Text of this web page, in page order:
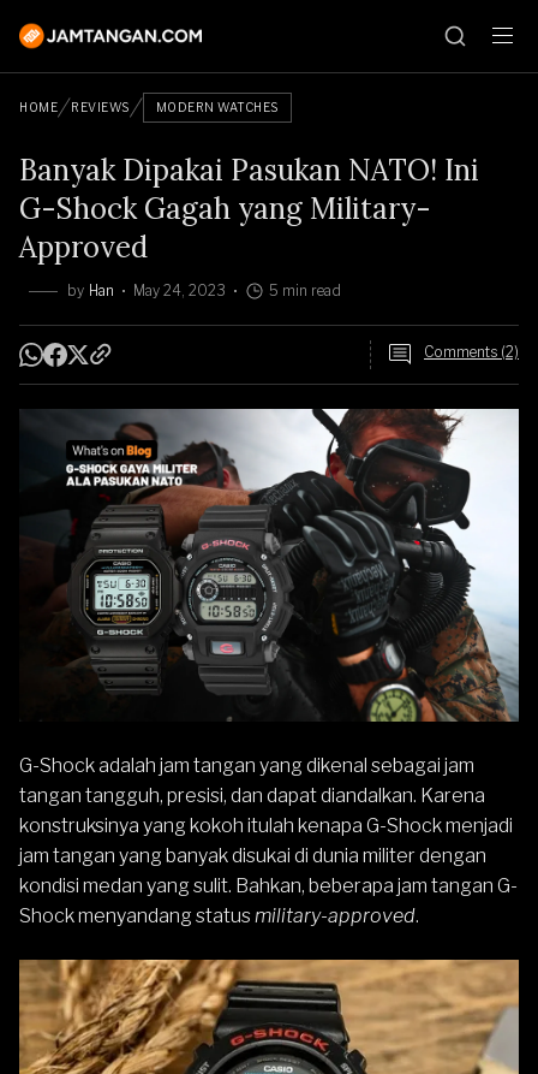
HOME REVIEWS MODERN WATCHES
Banyak Dipakai Pasukan NATO! Ini
G-Shock Gagah yang Military-
Approved
by Han May 24, 2023 5 min read
Comments (2)
G-Shockadalah jam tangan yang dikenal sebagai jam
tangan tangguh, presisi, dan dapat diandalkan. Karena
konstruksinya yang kokoh itulah kenapa G-Shock menjadi
jam tangan yang banyak disukai di dunia militer dengan
kondisi medan yang sulit. Bahkan, beberapa jam tangan G-
Shock menyandang statusmilitary-approved.